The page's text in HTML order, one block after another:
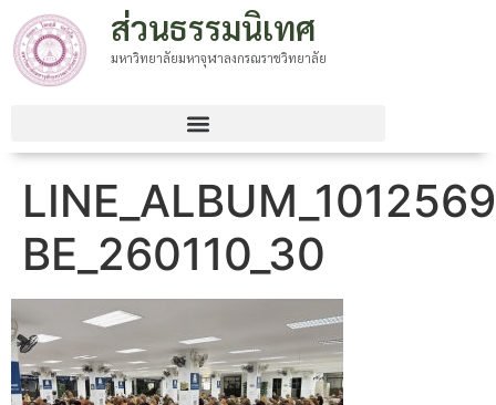
ส่วนธรรมนิเทศ
มหาวิทยาลัยมหาจุฬาลงกรณราชวิทยาลัย
LINE_ALBUM_1012569
BE_260110_30